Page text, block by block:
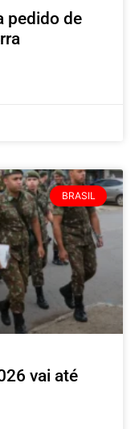
pedido de
BRASIL
vai até